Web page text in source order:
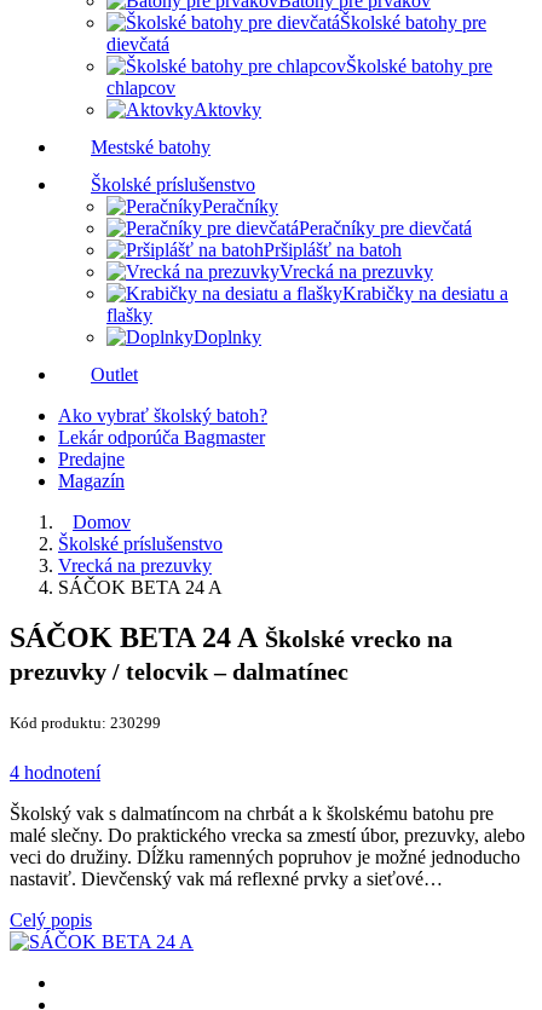
Školské batohy pre
dievčatá
Školské batohy pre
chlapcov
Aktovky
Mestské batohy
Školské príslušenstvo
Peračníky
Peračníky pre dievčatá
Pršiplášť na batoh
Vrecká na prezuvky
Krabičky na desiatu a
flašky
Doplnky
Outlet
Ako vybrať školský batoh?
Lekár odporúča Bagmaster
Predajne
Magazín
Domov
Školské príslušenstvo
Vrecká na prezuvky
SÁČOK BETA 24 A
SÁČOK BETA 24 A Školské vrecko na
prezuvky / telocvik – dalmatínec
Kód produktu: 230299
4 hodnotení
Školský vak s dalmatíncom na chrbát a k školskému batohu pre
malé slečny. Do praktického vrecka sa zmestí úbor, prezuvky, alebo
veci do družiny. Dĺžku ramenných popruhov je možné jednoducho
nastaviť. Dievčenský vak má reflexné prvky a sieťové…
Celý popis